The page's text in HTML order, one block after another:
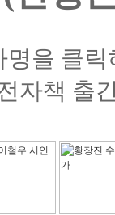
명을 클
자책 출